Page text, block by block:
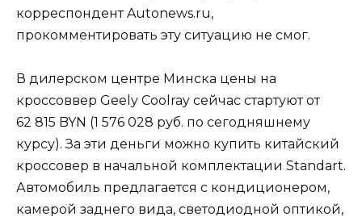
корреспондент Autonews.ru,
прокомментировать эту ситуацию не смог.
В дилерском центре Минска цены на
кроссоввер Geely Coolray сейчас стартуют от
62 815 BYN (1 576 028 руб. по сегодняшнему
курсу). За эти деньги можно купить китайский
кроссовер в начальной комплектации Standart.
Автомобиль предлагается с кондиционером,
камерой заднего вида, светодиодной оптикой,